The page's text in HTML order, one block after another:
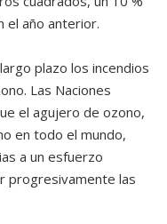
el año anterior.
plazo los incendios
Las Naciones
el agujero de ozono,
en todo el mundo,
a un esfuerzo
progresivamente las